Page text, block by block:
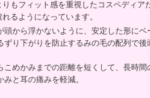
もフィット感を重視したコスペディア
るようになっています。
頭から浮かないように、安定した形にベ
ずり下がりを防止するみの毛の配列で後
こめかみまでの距離を短くして、長時間
みと耳の痛みを軽減。